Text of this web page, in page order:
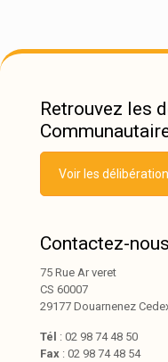
Retrouvez les
Voir les
Contactez-
75 Rue Ar veret
CS 60007
29177 Douarnenez
Tél : 02 98 74 48 50
Fax : 02 98 74 48 54